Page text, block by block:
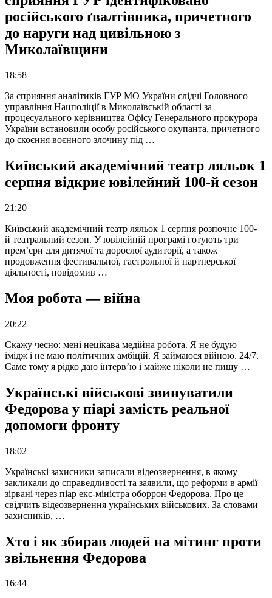
російського ґвалтівника, причетного
до наруги над цивільною з
Миколаївщини
18:58
За сприяння аналітиків ГУР МО України слідчі Головного
управління Нацполіції в Миколаївській області за
процесуального керівництва Офісу Генерального прокурора
України встановили особу російського окупанта, причетного
до скоєння воєнного злочину під …
Київський академічний театр ляльок 1
серпня відкриє ювілейний 100-й сезон
21:20
Київський академічний театр ляльок 1 серпня розпочне 100-
й театральний сезон. У ювілейній програмі готують три
прем’єри для дитячої та дорослої аудиторії, а також
продовження фестивальної, гастрольної й партнерської
діяльності, повідомив …
Моя робота — війна
20:22
Скажу чесно: мені нецікава медійна робота. Я не будую
імідж і не маю політичних амбіцій. Я займаюся війною. 24/7.
Саме тому я рідко даю інтерв’ю і майже ніколи не пишу …
Українські військові звинуватили
Федорова у піарі замість реальної
допомоги фронту
18:02
Українські захисники записали відеозвернення, в якому
закликали до справедливості та заявили, що реформи в армії
зірвані через піар екс-міністра оборрон Федорова. Про це
свідчить відеозвернення українських військових. За словами
захисників, …
Хто і як збирав людей на мітинг проти
звільнення Федорова
16:44